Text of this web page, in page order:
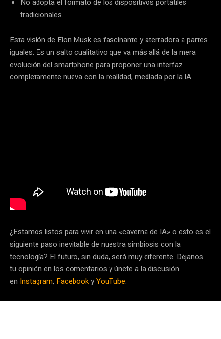
No adopta el formato de los dispositivos portátiles
tradicionales.
Esta visión de Elon Musk es fascinante y aterradora a partes
iguales. Es un salto cualitativo que va más allá de la mera
evolución del smartphone para proponer una interfaz
completamente nueva con la realidad, mediada por la IA.
¿Estamos listos para vivir en una «caverna de IA» o esto es el
siguiente paso inevitable de nuestra simbiosis con la
tecnología? El futuro, sin duda, será muy diferente. Déjanos
tu opinión en los comentarios y únete a la discusión
en Instagram, FacebookyYouTube.